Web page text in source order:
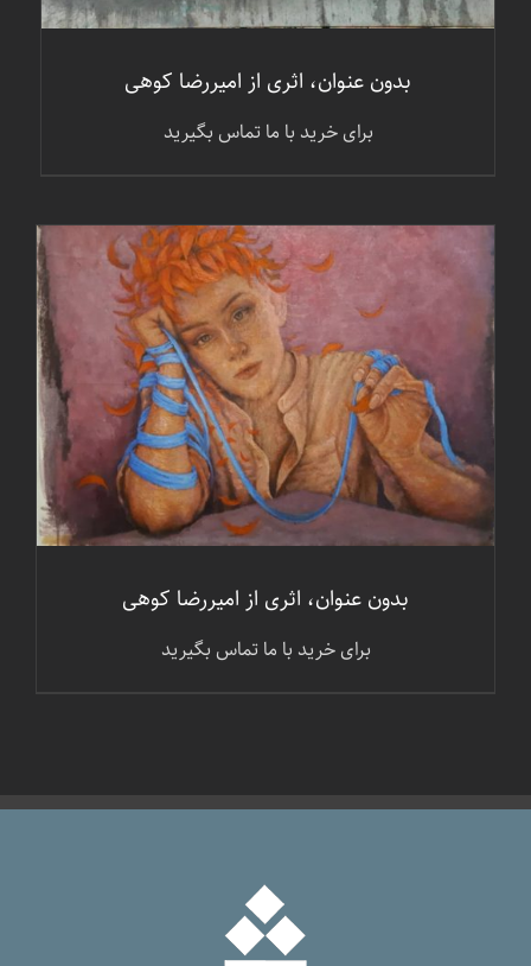
بدون عنوان، اثری از امیررضا کوهی
برای خرید با ما تماس بگیرید
جزئیات
بدون عنوان، اثری از امیررضا کوهی
برای خرید با ما تماس بگیرید